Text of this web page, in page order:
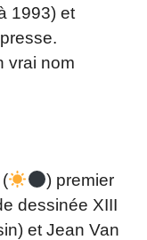
1993) et
vrai nom
) premier
dessinée XIII
et Jean Van